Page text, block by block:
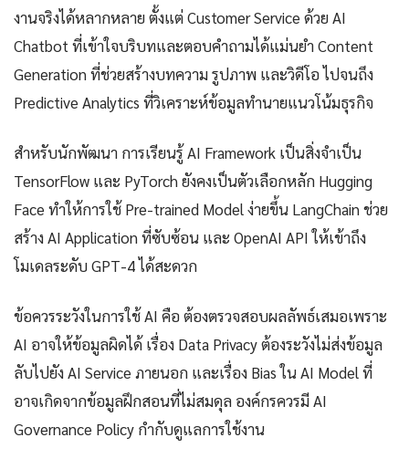
งานจริงได้หลากหลาย ตั้งแต่ Customer Service ด้วย AI
Chatbot ที่เข้าใจบริบทและตอบคำถามได้แม่นยำ Content
Generation ที่ช่วยสร้างบทความ รูปภาพ และวิดีโอ ไปจนถึง
Predictive Analytics ที่วิเคราะห์ข้อมูลทำนายแนวโน้มธุรกิจ
สำหรับนักพัฒนา การเรียนรู้ AI Framework เป็นสิ่งจำเป็น
TensorFlow และ PyTorch ยังคงเป็นตัวเลือกหลัก Hugging
Face ทำให้การใช้ Pre-trained Model ง่ายขึ้น LangChain ช่วย
สร้าง AI Application ที่ซับซ้อน และ OpenAI API ให้เข้าถึง
โมเดลระดับ GPT-4 ได้สะดวก
ข้อควรระวังในการใช้ AI คือ ต้องตรวจสอบผลลัพธ์เสมอเพราะ
AI อาจให้ข้อมูลผิดได้ เรื่อง Data Privacy ต้องระวังไม่ส่งข้อมูล
ลับไปยัง AI Service ภายนอก และเรื่อง Bias ใน AI Model ที่
อาจเกิดจากข้อมูลฝึกสอนที่ไม่สมดุล องค์กรควรมี AI
Governance Policy กำกับดูแลการใช้งาน